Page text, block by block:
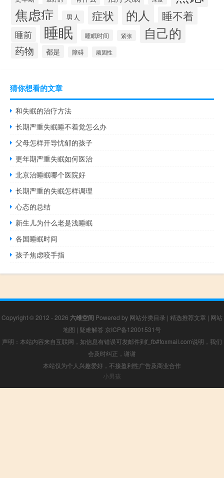
焦虑症 男人 症状 的人 睡不着
睡前 睡眠 睡眠时间 紧张 自己的
药物 都是 障碍 顽固性
猜你想看的文章
和失眠的治疗方法
长期严重失眠睡不着觉怎么办
父母怎样开导忧郁的孩子
更年期严重失眠如何医治
北京治睡眠哪个医院好
长期严重的失眠怎样调理
心态的总结
新生儿为什么老是浅睡眠
各国睡眠时间
孩子焦虑咬手指
Copyright © 2012 - 2026 六维空间 Powered by 网站分类目录 | 精选推荐文章 | 网站
地图 | 疑难解答 京ICP备12001531号
声明：本站内容来自互联网，如信息有错误可发邮件到f_fb#foxmail.com说明，我们
会及时纠正，谢谢
本站仅为个人兴趣爱好，不接盈利性广告及商业合作
小男孩